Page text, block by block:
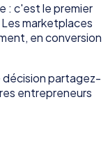
: c'est le premier
marketplaces
en conversion
décision partagez-
entrepreneurs